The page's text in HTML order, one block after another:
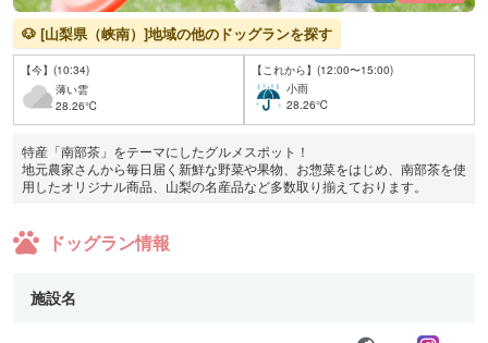
🐶 [山梨県（峡南）]地域の他のドッグランを探す
【今】(10:34)
薄い雲
28.26℃
【これから】(12:00〜15:00)
小雨
28.26℃
特産「南部茶」をテーマにしたグルメスポット！
地元農家さんから毎日届く新鮮な野菜や果物、お惣菜をはじめ、南部茶を使
用したオリジナル商品、山梨の名産品など多数取り揃えております。
ドッグラン情報
施設名